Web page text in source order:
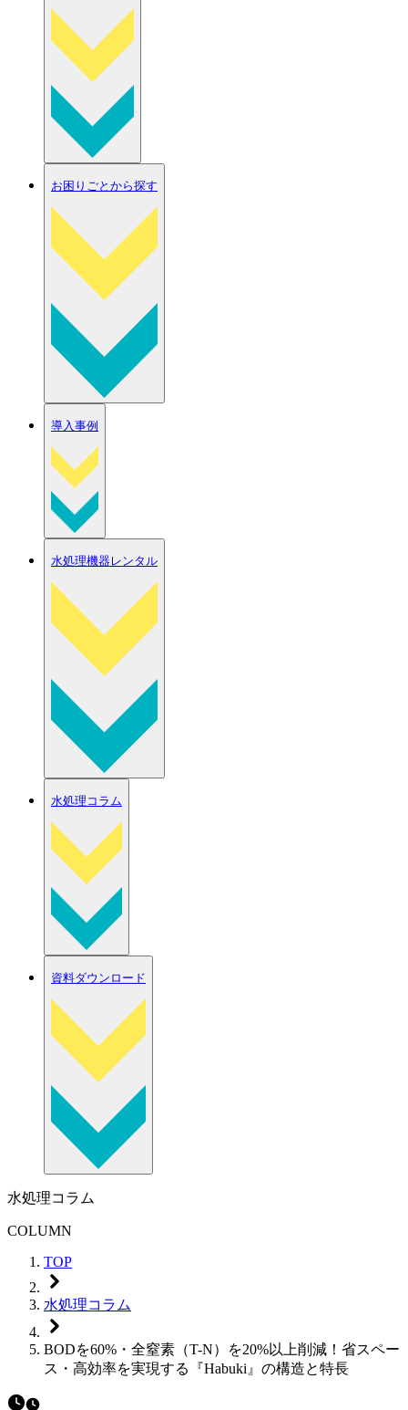
お困りごとから探す
導入事例
水処理機器レンタル
水処理コラム
資料ダウンロード
水処理コラム
COLUMN
TOP
水処理コラム
BODを60%・全窒素（T-N）を20%以上削減！省スペー
ス・高効率を実現する『Habuki』の構造と特長